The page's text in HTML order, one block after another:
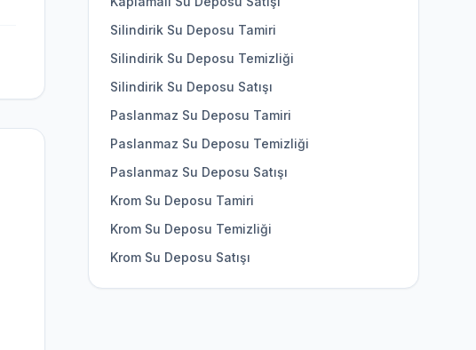
Silindirik Su Deposu Tamiri
Silindirik Su Deposu Temizliği
Silindirik Su Deposu Satışı
Paslanmaz Su Deposu Tamiri
Paslanmaz Su Deposu Temizliği
Paslanmaz Su Deposu Satışı
Krom Su Deposu Tamiri
Krom Su Deposu Temizliği
Krom Su Deposu Satışı